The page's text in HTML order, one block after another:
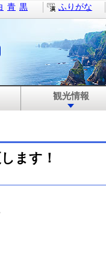
青 黒 ふりがな
観光情報
ます！